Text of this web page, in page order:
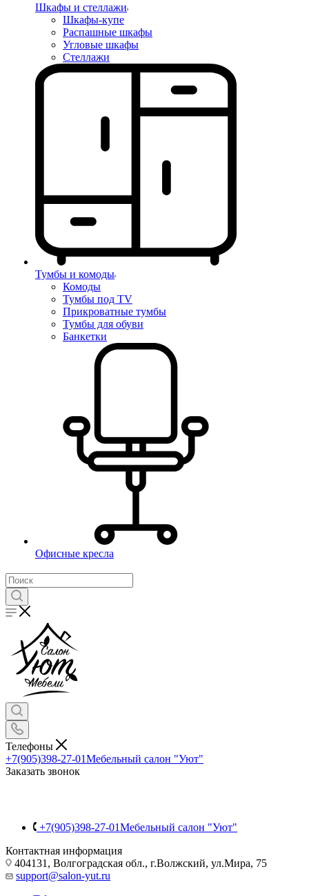
Шкафы и стеллажи
Шкафы-купе
Распашные шкафы
Угловые шкафы
Стеллажи
Тумбы и комоды
Комоды
Тумбы под TV
Прикроватные тумбы
Тумбы для обуви
Банкетки
Офисные кресла
Телефоны
+7(905)398-27-01Мебельный салон "Уют"
Заказать звонок
+7(905)398-27-01Мебельный салон "Уют"
Контактная информация
404131, Волгоградская обл., г.Волжский, ул.Мира, 75
support@salon-yut.ru